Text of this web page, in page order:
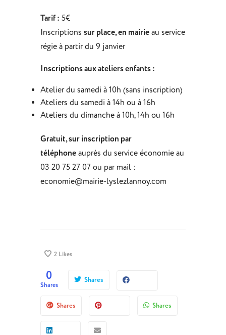
Tarif : 5€
Inscriptions sur place, en mairieau service
régie à partir du 9 janvier
Inscriptions aux ateliers enfants :
Atelier du samedi à 10h (sans inscription)
Ateliers du samedi à 14h ou à 16h
Ateliers du dimanche à 10h, 14h ou 16h
Gratuit, sur inscription par
téléphoneauprès du service économie au
03 20 75 27 07 ou par mail :
economie@mairie-lyslezlannoy.com
2Likes
0
Shares
Shares
Shares Shares